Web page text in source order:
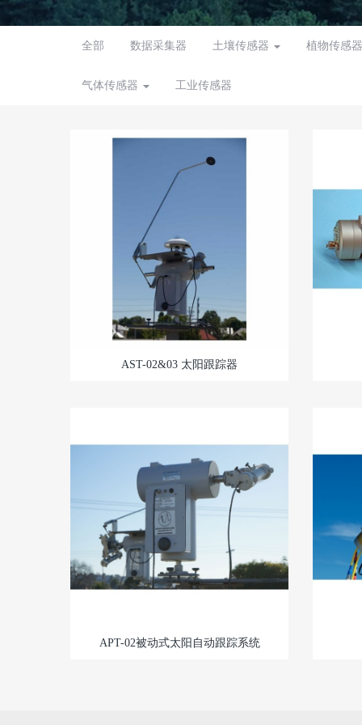
全部 数据采集器 土壤传感器 植物传感
气体传感器 工业传感器
AST-02&03 太阳跟踪器
APT-02被动式太阳自动跟踪系统